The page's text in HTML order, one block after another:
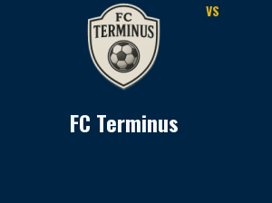
FC Terminus
VS